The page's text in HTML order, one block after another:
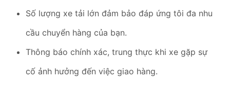
Số lượng xe tải lớn đảm bảo đáp ứng tôi đa nhu
cầu chuyển hàng của bạn.
Thông báo chính xác, trung thực khi xe gặp sự
cố ảnh hưởng đến việc giao hàng.